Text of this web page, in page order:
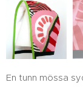
En tunn mössa